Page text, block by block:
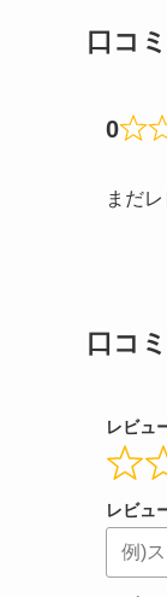
口コ
0
まだ
口コ
レビュ
レビュ